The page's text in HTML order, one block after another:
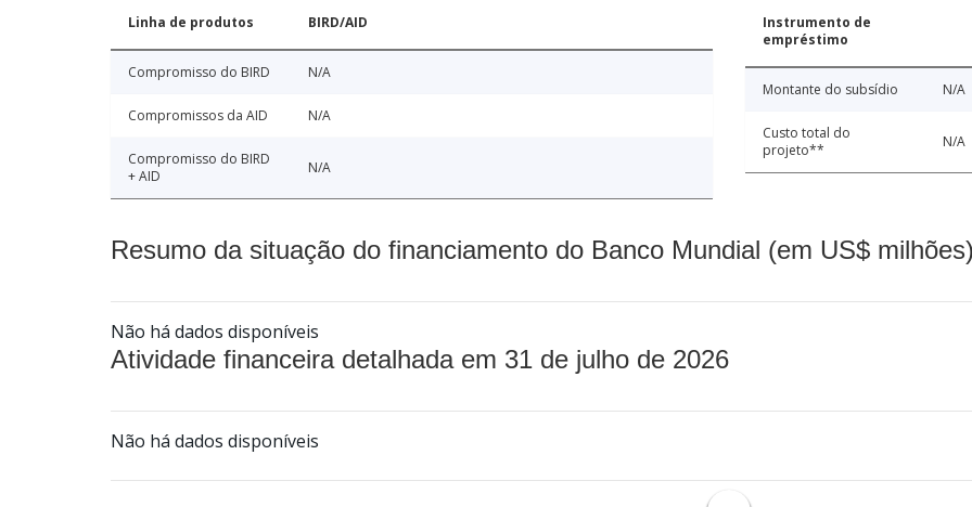
Linha de produtos BIRD/AID
Compromisso do BIRD N/A
Compromissos da AID N/A
Compromisso do BIRD
+ AID
N/A
Instrumento de
empréstimo
Montante do subsídio N/A
Custo total do
projeto**
N/A
Resumo da situação do financiamento do Banco Mundial (em US$
Não há dados disponíveis
Atividade financeira detalhada em 31 de julho de 2026
Não há dados disponíveis